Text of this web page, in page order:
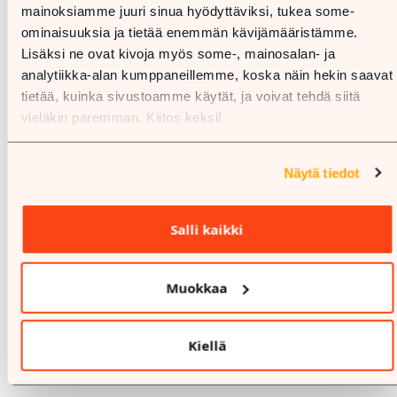
mainoksiamme juuri sinua hyödyttäviksi, tukea some-
ominaisuuksia ja tietää enemmän kävijämääristämme.
Lisäksi ne ovat kivoja myös some-, mainosalan- ja
analytiikka-alan kumppaneillemme, koska näin hekin saavat
tietää, kuinka sivustoamme käytät, ja voivat tehdä siitä
vieläkin paremman. Kiitos keksi!
Näytä tiedot
Salli kaikki
Muokkaa
Kiellä